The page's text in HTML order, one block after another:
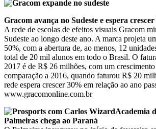
Gracom avança no Sudeste e espera
A rede de escolas de efeitos visuais Gracom
Sudeste ao longo deste ano. A marca projeta
50%, com a abertura de, ao menos, 12
total de 20 mil alunos em todo o Brasil. O
2017 é de R$ 26 milhões, com um
comparação a 2016, quando faturou R$ 20
rede espera crescer 30% em relação ao ano
www.gracomonline.com.br
Academia
Palmeiras chega ao Paraná